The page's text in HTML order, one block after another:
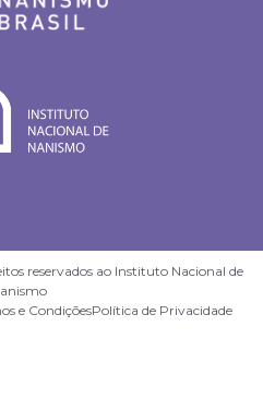
reservados ao Instituto Nacional de
e CondiçõesPolítica de Privacidade